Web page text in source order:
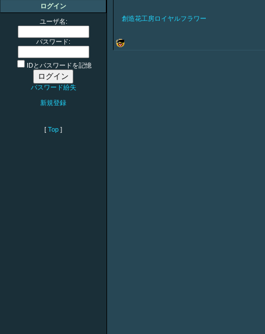
ログイン
ユーザ名:
パスワード:
IDとパスワードを記憶
パスワード紛失
新規登録
[ Top ]
創造花工房ロイヤルフラワー